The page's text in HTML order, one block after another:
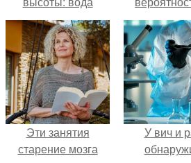
закручивается в
бетонной камере и
вращает
вертикальную
турбину.
90%
Эти занятия
старение мозга
У вич и